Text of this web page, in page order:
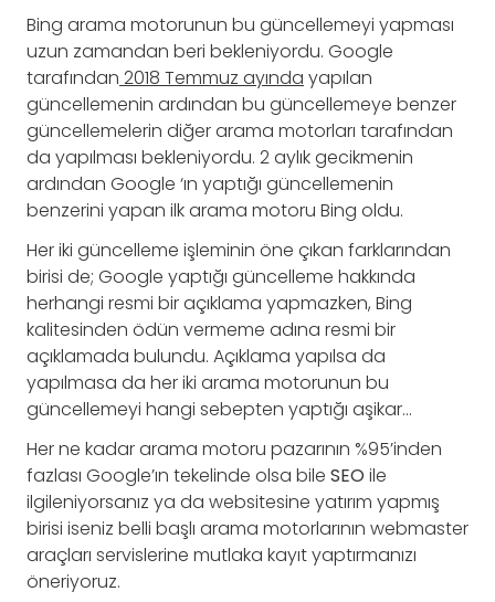
Bing arama motorunun bu güncellemeyi yapması
uzun zamandan beri bekleniyordu. Google
tarafından 2018 Temmuz ayında yapılan
güncellemenin ardından bu güncellemeye benzer
güncellemelerin diğer arama motorları tarafından
da yapılması bekleniyordu. 2 aylık gecikmenin
ardından Google ‘ın yaptığı güncellemenin
benzerini yapan ilk arama motoru Bing oldu.
Her iki güncelleme işleminin öne çıkan farklarından
birisi de; Google yaptığı güncelleme hakkında
herhangi resmi bir açıklama yapmazken, Bing
kalitesinden ödün vermeme adına resmi bir
açıklamada bulundu. Açıklama yapılsa da
yapılmasa da her iki arama motorunun bu
güncellemeyi hangi sebepten yaptığı aşikar…
Her ne kadar arama motoru pazarının %95’inden
fazlası Google’ın tekelinde olsa bile SEO ile
ilgileniyorsanız ya da websitesine yatırım yapmış
birisi iseniz belli başlı arama motorlarının webmaster
araçları servislerine mutlaka kayıt yaptırmanızı
öneriyoruz.